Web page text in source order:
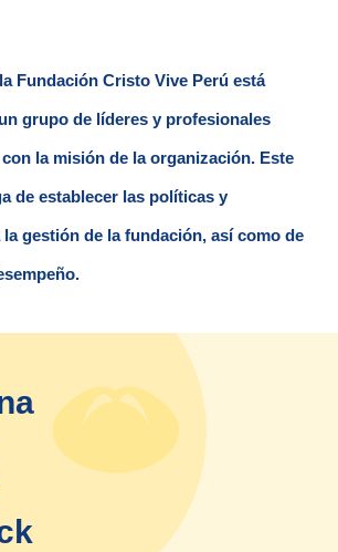
Fundación Cristo Vive Perú está
grupo de líderes y profesionales
la misión de la organización. Este
de establecer las políticas y
gestión de la fundación, así como de